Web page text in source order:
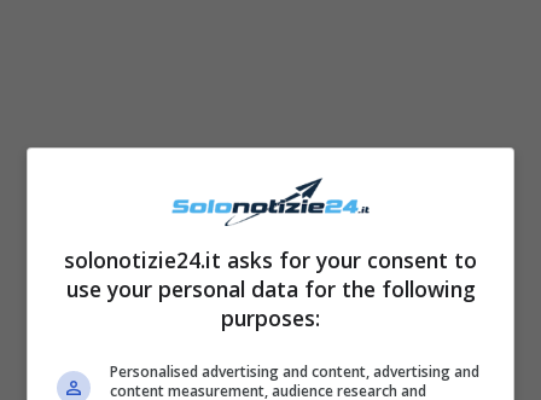
amarsi ed accettarsi così come si è, senza
solonotizie24.it asks for your consent to
use your personal data for the following
purposes:
Personalised advertising and content, advertising and
content measurement, audience research and